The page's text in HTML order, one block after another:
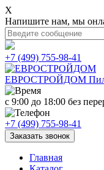
X
Напишите нам, мы
+7 (499) 755-98-41
ЕВРОСТРОЙДОМ
с 9:00 до 18:00 без
+7 (499) 755-98-41
Заказать звонок
Главная